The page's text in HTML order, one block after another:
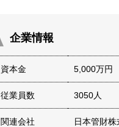
企業情報
資本金 5,000万円
従業員数 3050人
関連会社
日本管財株